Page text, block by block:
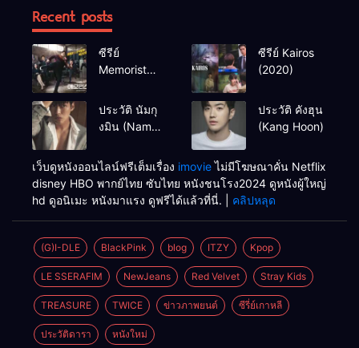
Recent posts
ซีรีย์
Memorist
ซีรีย์ Kairos
(2020)
ประวัติ นัมกุ
งมิน (Nam
Namgoong
Min)
ประวัติ คังฮุน
(Kang Hoon)
เว็บดูหนังออนไลน์ฟรีเต็มเรื่อง imovieไม่มีโฆษณาคั่น Netflix
disney HBO พากย์ไทย ซับไทย หนังชนโรง2024 ดูหนังผู้ใหญ่
hd ดูอนิเมะ หนังมาแรง ดูฟรีได้แล้วที่นี่. | คลิปหลุด
(G)I-DLE BlackPink blog ITZY Kpop
LE SSERAFIM NewJeans Red Velvet Stray Kids
TREASURE TWICE ข่าวภาพยนต์ ซีรี่ย์เกาหลี
ประวัติดารา หนังใหม่